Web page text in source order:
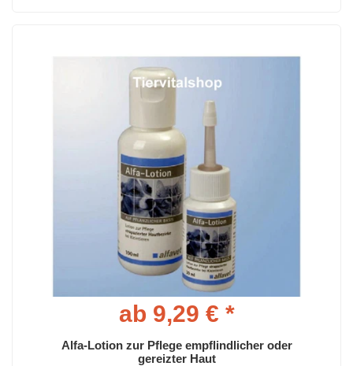
ab 9,29 € *
Alfa-Lotion zur Pflege empflindlicher oder
gereizter Haut